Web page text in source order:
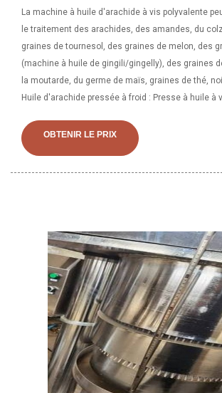
La machine à huile d'arachide à vis polyvalente
le traitement des arachides, des amandes, du
graines de tournesol, des graines de melon, des
(machine à huile de gingili/gingelly), des graines
la moutarde, du germe de maïs, graines de thé,
Huile d'arachide pressée à froid : Presse à huile à
20 types de graines de plantes oléagineuses,
de soja, d'arachide, de sésame, de colza, de
OBTENIR LE PRIX